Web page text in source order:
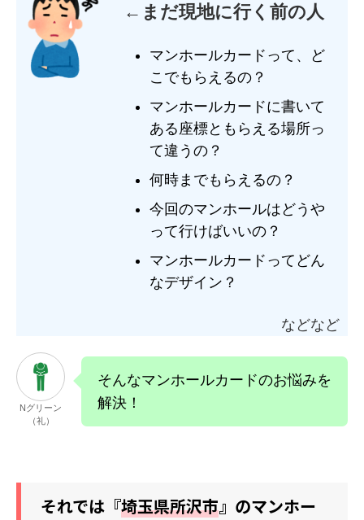
←まだ現地に行く前の人
マンホールカードって、ど
こでもらえるの？
マンホールカードに書いて
ある座標ともらえる場所っ
て違うの？
何時までもらえるの？
今回のマンホールはどうや
って行けばいいの？
マンホールカードってどん
なデザイン？
などなど
Nグリーン
（礼）
そんなマンホールカードのお悩みを
解決！
それでは『埼玉県所沢市』のマンホー